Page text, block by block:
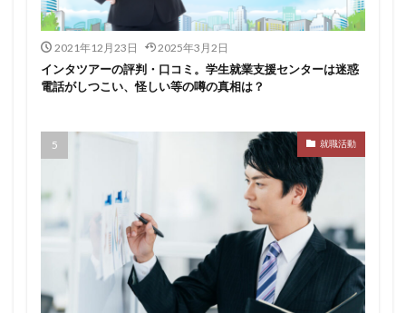
2021年12月23日 2025年3月2日
インタツアーの評判・口コミ。学生就業支援センターは迷惑
電話がしつこい、怪しい等の噂の真相は？
就職活動
スカウトサイト
デューダ スーツ
しんどい
シンクトワイス
ジョブラス
ジョブティービー
ジョブスプリング
どこから
ブラック入ってはいけない
ベンチャー企業
ベクトル
プログラミング
プログラマー
フリナビ
フリーター
フューチャーファインダー
どこでもいい
ビズリーチ・キャンパス
ハタラクティブ
どんな性格の人